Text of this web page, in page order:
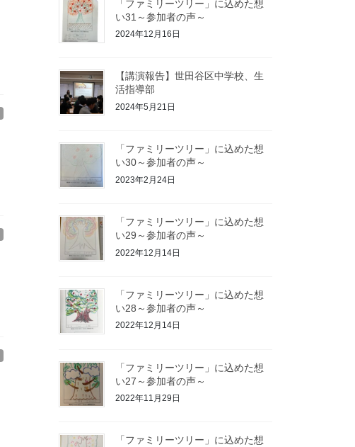
「ファミリーツリー」に込めた想
い31～参加者の声～
2024年12月16日
【講演報告】世田谷区中学校、生
活指導部
2024年5月21日
「ファミリーツリー」に込めた想
い30～参加者の声～
2023年2月24日
「ファミリーツリー」に込めた想
い29～参加者の声～
2022年12月14日
「ファミリーツリー」に込めた想
い28～参加者の声～
2022年12月14日
「ファミリーツリー」に込めた想
い27～参加者の声～
2022年11月29日
「ファミリーツリー」に込めた想